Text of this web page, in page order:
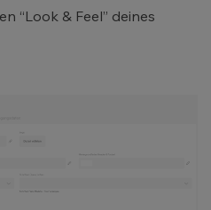
“Look & Feel” deines